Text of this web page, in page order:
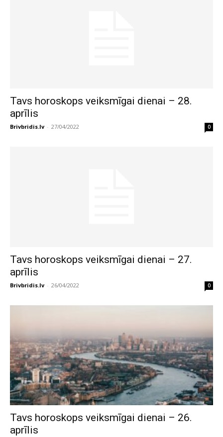
Tavs horoskops veiksmīgai dienai – 28.
aprīlis
Brivbridis.lv - 27/04/2022 0
Tavs horoskops veiksmīgai dienai – 27.
aprīlis
Brivbridis.lv - 26/04/2022 0
Tavs horoskops veiksmīgai dienai – 26.
aprīlis